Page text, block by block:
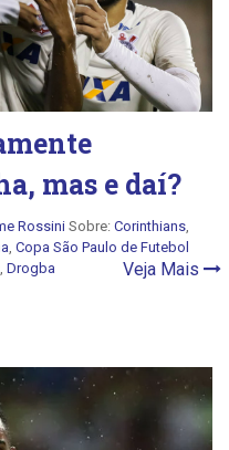
mas e daí?
Rossini Sobre: Corinthians,
, Copa São Paulo de Futebol
, Drogba Veja Mais